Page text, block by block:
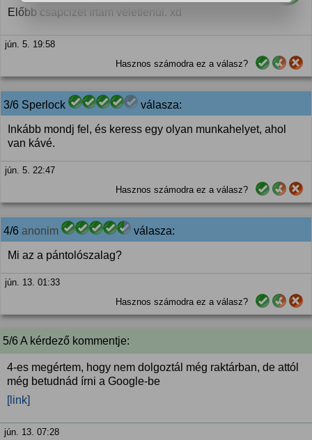
Előbb csapcizet írtam véletlenül. xd
jún. 5. 19:58
Hasznos számodra ez a válasz?
3/6 Sperlock válasza:
Inkább mondj fel, és keress egy olyan munkahelyet, ahol
van kávé.
jún. 5. 22:47
Hasznos számodra ez a válasz?
4/6 anonim válasza:
Mi az a pántolószalag?
jún. 13. 01:33
Hasznos számodra ez a válasz?
5/6 A kérdező kommentje:
4-es megértem, hogy nem dolgoztál még raktárban, de attól
még betudnád írni a Google-be
[link]
jún. 13. 07:28